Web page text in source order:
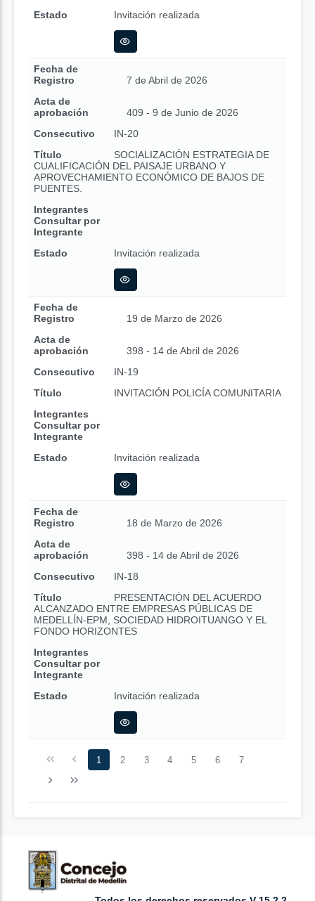
Estado
Invitación realizada
Fecha de
Registro
7 de Abril de 2026
Acta de
aprobación
409 - 9 de Junio de 2026
Consecutivo
IN-20
Título
SOCIALIZACIÓN ESTRATEGIA DE
CUALIFICACIÓN DEL PAISAJE URBANO Y
APROVECHAMIENTO ECONÓMICO DE BAJOS DE
PUENTES.
Integrantes
Consultar por
Integrante
Estado
Invitación realizada
Fecha de
Registro
19 de Marzo de 2026
Acta de
aprobación
398 - 14 de Abril de 2026
Consecutivo
IN-19
Título
INVITACIÓN POLICÍA COMUNITARIA
Integrantes
Consultar por
Integrante
Estado
Invitación realizada
Fecha de
Registro
18 de Marzo de 2026
Acta de
aprobación
398 - 14 de Abril de 2026
Consecutivo
IN-18
Título
PRESENTACIÓN DEL ACUERDO
ALCANZADO ENTRE EMPRESAS PÚBLICAS DE
MEDELLÍN-EPM, SOCIEDAD HIDROITUANGO Y EL
FONDO HORIZONTES
Integrantes
Consultar por
Integrante
Estado
Invitación realizada
1 2 3 4 5 6 7